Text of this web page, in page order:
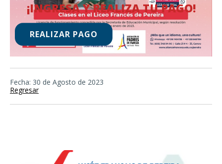
Fecha: 30 de Agosto de 2023
Regresar
¡INGRESA Y REALIZA TU PAGO!
REALIZAR PAGO